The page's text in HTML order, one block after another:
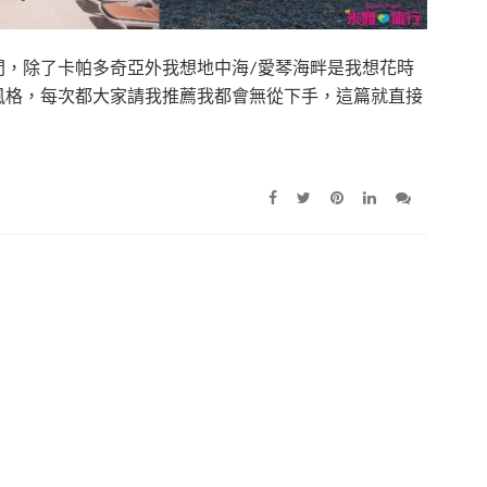
除了卡帕多奇亞外我想地中海/愛琴海畔是我想花時
，每次都大家請我推薦我都會無從下手，這篇就直接